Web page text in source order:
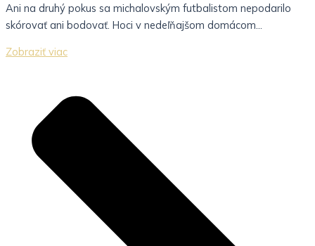
Ani na druhý pokus sa michalovským futbalistom nepodarilo
skórovať ani bodovať. Hoci v nedeľňajšom domácom...
Zobraziť viac